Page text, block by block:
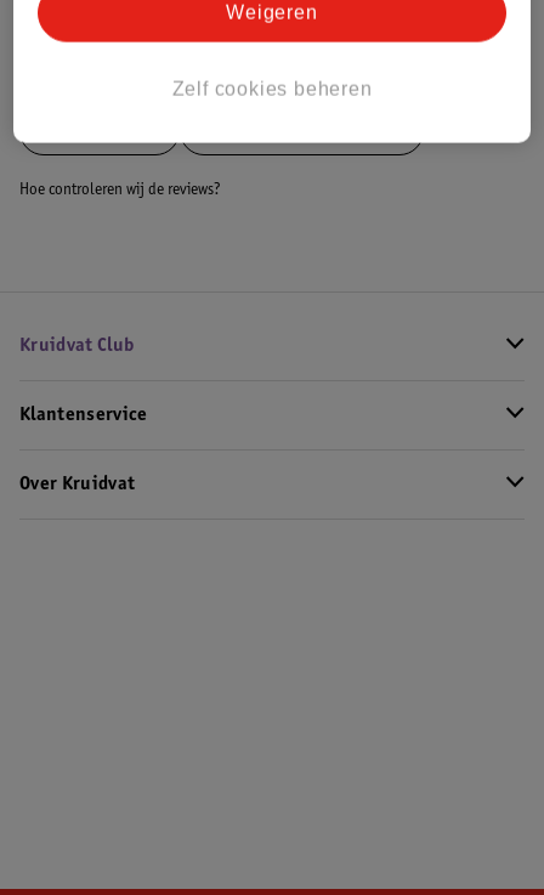
Hoe controleren wij de reviews?
Kruidvat Club
Klantenservice
Over Kruidvat
Zelf cookies beheren
Weigeren